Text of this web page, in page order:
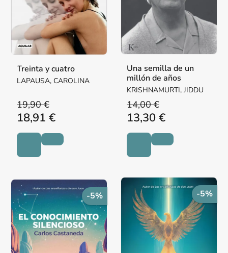
Treinta y cuatro
LAPAUSA, CAROLINA
19,90 €
18,91 €
Una semilla de un
millón de años
KRISHNAMURTI, JIDDU
14,00 €
13,30 €
-5% -5%